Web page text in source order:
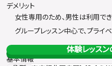
デメリット
女性専用のため、男性は利用でき
グループレッスン中心で、プライ
体験レッス
基本情報